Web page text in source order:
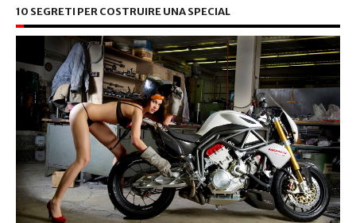
10 SEGRETI PER COSTRUIRE UNA SPECIAL